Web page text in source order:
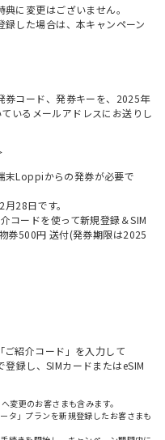
に変更はございません。
した場合は、本キャンペーン
券コード、発券キーを、2025年
いるメールアドレスにお送りし
末Loppiからの発券が必要で
28日です。
コードを使って新規登録＆SIM
券500円 送付(発券期限は2025
紹介コード」を入力して
録し、SIMカードまたはeSIM
更のお客さまも含みます。
タ」プランを新規登録したお客さまも